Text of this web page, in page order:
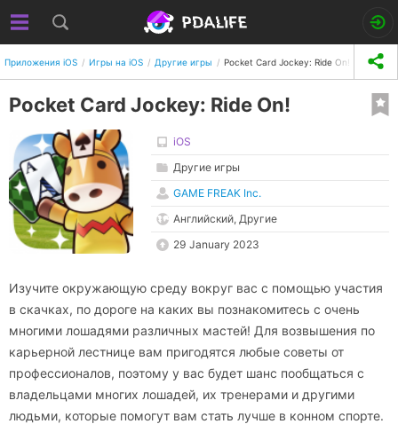
Приложения iOS Игры на iOS Другие игры Pocket Card Jockey: Ride On!
Pocket Card Jockey: Ride On!
iOS
Другие игры
GAME FREAK Inc.
Английский, Другие
29 January 2023
Изучите окружающую среду вокруг вас с помощью участия
в скачках, по дороге на каких вы познакомитесь с очень
многими лошадями различных мастей! Для возвышения по
карьерной лестнице вам пригодятся любые советы от
профессионалов, поэтому у вас будет шанс пообщаться с
владельцами многих лошадей, их тренерами и другими
людьми, которые помогут вам стать лучше в конном спорте.